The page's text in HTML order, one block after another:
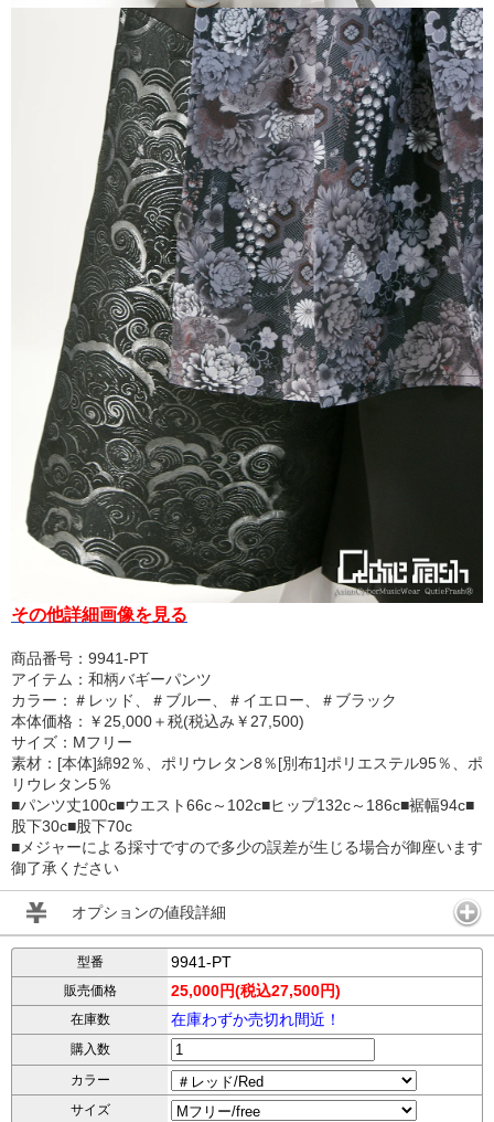
その他詳細画像を見る
商品番号：9941-PT
アイテム：和柄バギーパンツ
カラー：＃レッド、＃ブルー、＃イエロー、＃ブラック
本体価格：￥25,000＋税(税込み￥27,500)
サイズ：Mフリー
素材：[本体]綿92％、ポリウレタン8％[別布1]ポリエステル95％、ポ
リウレタン5％
■パンツ丈100c■ウエスト66c～102c■ヒップ132c～186c■裾幅94c■
股下30c■股下70c
■メジャーによる採寸ですので多少の誤差が生じる場合が御座います
御了承ください
オプションの値段詳細
型番 9941-PT
販売価格 25,000円(税込27,500円)
在庫数 在庫わずか売切れ間近！
購入数
カラー
サイズ